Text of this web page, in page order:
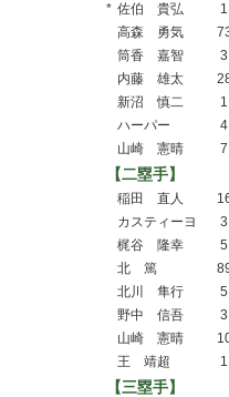
* 佐伯 貴弘
1
高森 勇気
筒香 嘉智
3
内藤 雄太
新沼 慎二
1
ハーパー
4
山崎 憲晴
7
【二塁手】
稲田 直人
カスティーヨ
3
梶谷 隆幸
5
北 篤
北川 隼行
5
野中 信吾
3
山崎 憲晴
王 靖超
1
【三塁手】